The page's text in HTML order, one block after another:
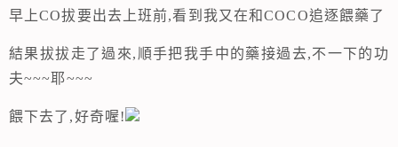
早上CO拔要出去上班前,看到我又在和COCO追逐餵藥了
結果拔拔走了過來,順手把我手中的藥接過去,不一下的功
夫~~~耶~~~
餵下去了,好奇喔!